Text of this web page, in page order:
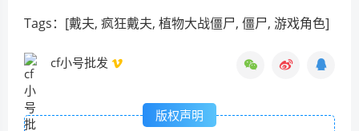
Tags：[戴夫, 疯狂戴夫, 植物大战僵尸, 僵尸, 游戏角色]
cf小号批发
版权声明